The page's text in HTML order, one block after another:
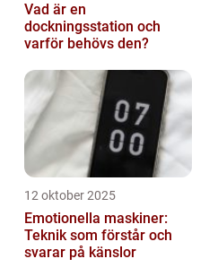
Vad är en
dockningsstation och
varför behövs den?
12 oktober 2025
Emotionella maskiner:
Teknik som förstår och
svarar på känslor